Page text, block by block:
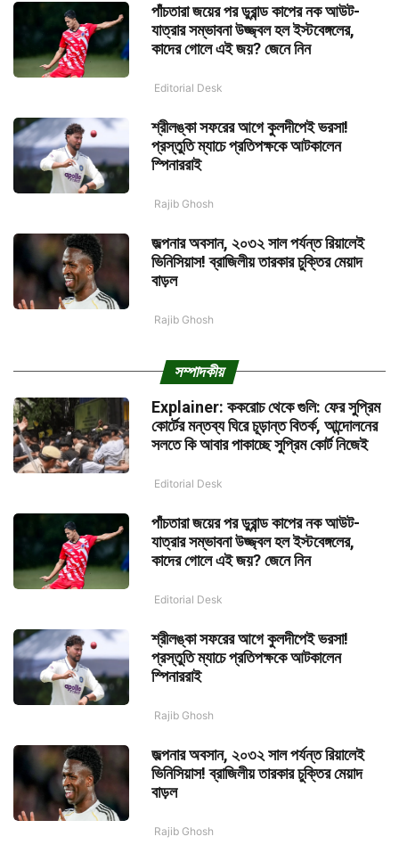
পাঁচতারা জয়ের পর ডুরান্ড কাপের নক আউট-
যাত্রার সম্ভাবনা উজ্জ্বল হল ইস্টবেঙ্গলের,
কাদের গোলে এই জয়? জেনে নিন
Editorial Desk
শ্রীলঙ্কা সফরের আগে কুলদীপেই ভরসা!
প্রস্তুতি ম্যাচে প্রতিপক্ষকে আটকালেন
স্পিনাররাই
Rajib Ghosh
জল্পনার অবসান, ২০৩২ সাল পর্যন্ত রিয়ালেই
ভিনিসিয়াস! ব্রাজিলীয় তারকার চুক্তির মেয়াদ
বাড়ল
Rajib Ghosh
সম্পাদকীয়
Explainer: ককরোচ থেকে গুলি: ফের সুপ্রিম
কোর্টের মন্তব্য ঘিরে চূড়ান্ত বিতর্ক, আন্দোলনের
সলতে কি আবার পাকাচ্ছে সুপ্রিম কোর্ট নিজেই
Editorial Desk
পাঁচতারা জয়ের পর ডুরান্ড কাপের নক আউট-
যাত্রার সম্ভাবনা উজ্জ্বল হল ইস্টবেঙ্গলের,
কাদের গোলে এই জয়? জেনে নিন
Editorial Desk
শ্রীলঙ্কা সফরের আগে কুলদীপেই ভরসা!
প্রস্তুতি ম্যাচে প্রতিপক্ষকে আটকালেন
স্পিনাররাই
Rajib Ghosh
জল্পনার অবসান, ২০৩২ সাল পর্যন্ত রিয়ালেই
ভিনিসিয়াস! ব্রাজিলীয় তারকার চুক্তির মেয়াদ
বাড়ল
Rajib Ghosh